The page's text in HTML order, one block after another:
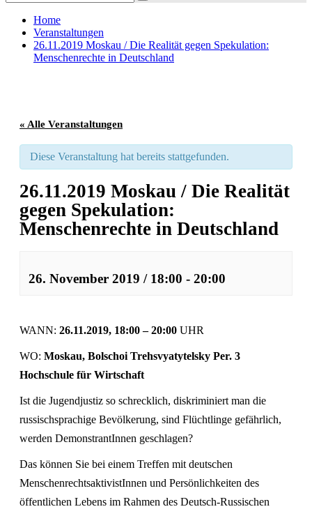
for:
Home
Veranstaltungen
26.11.2019 Moskau / Die Realität gegen Spekulation:
Menschenrechte in Deutschland
« Alle Veranstaltungen
Diese Veranstaltung hat bereits stattgefunden.
26.11.2019 Moskau / Die Realität
gegen Spekulation:
Menschenrechte in Deutschland
26. November 2019 / 18:00 - 20:00
WANN: 26.11.2019, 18:00 – 20:00 UHR
WO: Moskau, Bolschoi Trehsvyatytelsky Per. 3
Hochschule für Wirtschaft
Ist die Jugendjustiz so schrecklich, diskriminiert man die
russischsprachige Bevölkerung, sind Flüchtlinge gefährlich,
werden DemonstrantInnen geschlagen?
Das können Sie bei einem Treffen mit deutschen
MenschenrechtsaktivistInnen und Persönlichkeiten des
öffentlichen Lebens im Rahmen des Deutsch-Russischen